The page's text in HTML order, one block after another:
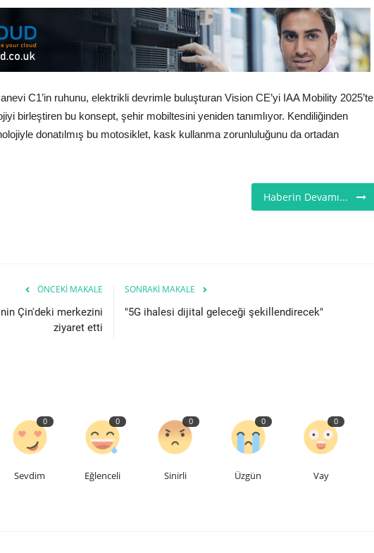
C1’in ruhunu, elektrikli devrimle buluşturan Vision CE’yi IAA Mobility 2025’te
birleştiren bu konsept, şehir mobiltesini yeniden tanımlıyor. Kendiliğinden
donatılmış bu motosiklet, kask kullanma zorunluluğunu da ortadan
Haberin Devamı...
ÖNCEKI MAKALE
Çin'deki merkezini
ziyaret etti
SONRAKI MAKALE
"5G ihalesi dijital geleceği şekillendirecek"
0
Sevdim
0
Eğlenceli
0
Sinirli
0
Üzgün
0
Vay